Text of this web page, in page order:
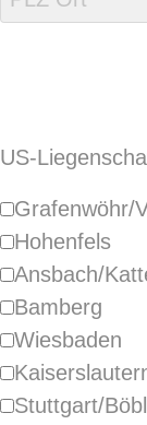
US-
Grafenwöhr/
Hohenfels
Ansbach/
Bamberg
Wiesbaden
Stuttgart/